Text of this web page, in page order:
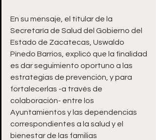
En su mensaje, el titular de la
Secretaría de Salud del Gobierno del
Estado de Zacatecas, Uswaldo
Pinedo Barrios, explicó que la finalidad
es dar seguimiento oportuno a las
estrategias de prevención, y para
fortalecerlas -a través de
colaboración- entre los
Ayuntamientos y las dependencias
correspondientes a la salud y el
bienestar de las familias